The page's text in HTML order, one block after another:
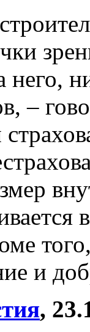
него,
–
и
,